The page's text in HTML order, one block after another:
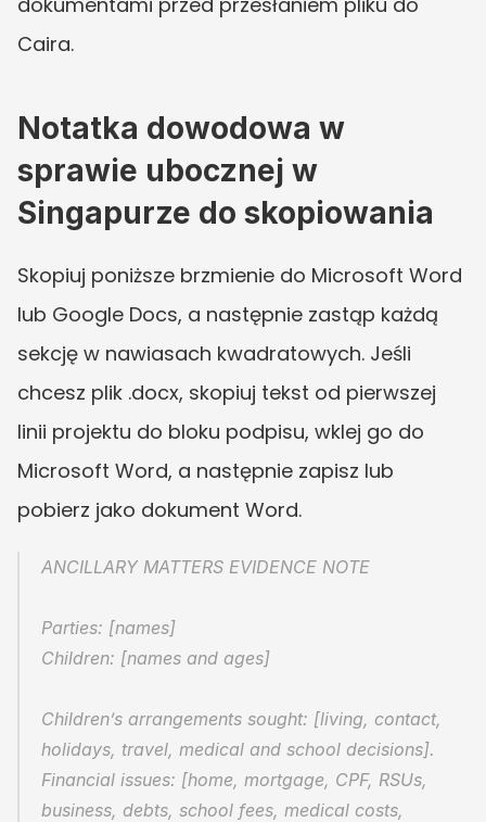
Caira.
Notatka dowodowa w
sprawie ubocznej w
Singapurze do skopiowania
Skopiuj poniższe brzmienie do Microsoft Word
lub Google Docs, a następnie zastąp każdą
sekcję w nawiasach kwadratowych. Jeśli
chcesz plik .docx, skopiuj tekst od pierwszej
linii projektu do bloku podpisu, wklej go do
Microsoft Word, a następnie zapisz lub
pobierz jako dokument Word.
ANCILLARY MATTERS EVIDENCE NOTE
Parties: [names]
Children: [names and ages]
Children’s arrangements sought: [living, contact,
holidays, travel, medical and school decisions].
Financial issues: [home, mortgage, CPF, RSUs,
business, debts, school fees, medical costs,